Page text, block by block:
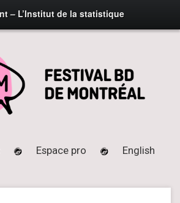
– L’Institut de la statistique
Espace pro English